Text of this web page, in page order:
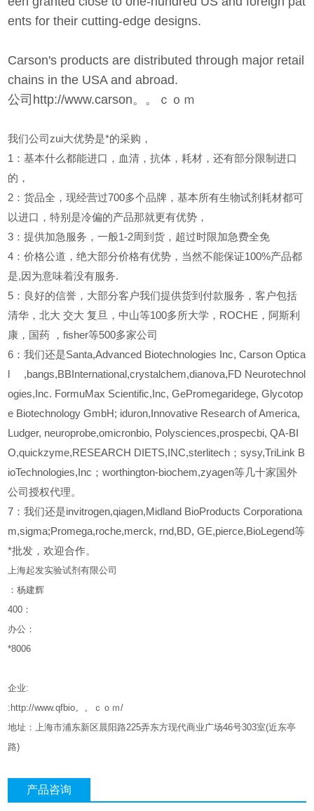
ents for their cutting-edge designs.
Carson's products are distributed through major retail
chains in the USA and abroad.
公司http://www.carson。。ｃｏｍ
我们公司zui大优势是*的采购，
1
：基本什么都能进口，血清，抗体，耗材，还有部分限制进口
的，
2 ：货品全，现经营过700多个品牌，基本所有生物试剂耗材都可
以进口，特别是冷偏的产品那就更有优势，
3 ：提供加急服务，一般1-2周到货，超过时限加急费全免
4 ：价格公道，绝大部分价格有优势，当然不能保证100%产品都
是,因为意味着没有服务.
5 ：良好的信誉，大部分客户我们提供货到付款服务，客户包括
清华，北大 交大 复旦，中山等100多所大学，ROCHE，阿斯利
康，国药
，fisher等500多家公司
6 ：我们还是Santa,Advanced Biotechnologies Inc, Carson Optica
l ,bangs,BBInternational,crystalchem,dianova,FD Neurotechnol
ogies,Inc. FormuMax Scientific,Inc, GePromegaridege, Glycotop
e Biotechnology GmbH; iduron,Innovative Research of America,
Ludger, neuroprobe,omicronbio, Polysciences,prospecbi, QA-BI
O,quickzyme,RESEARCH DIETS,INC,sterlitech；sysy,TriLink B
ioTechnologies,Inc；worthington-biochem,zyagen等几十家国外
公司授权代理。
7：我们还是invitrogen,qiagen,Midland BioProducts Corporationa
m,sigma;Promega,roche,merck, rnd,BD, GE,pierce,BioLegend等
*批发，欢迎合作。
上海起发实验试剂有限公司
：杨建辉
400 ：
办公：
*8006
企业:
:http://www.qfbio。。ｃｏｍ/
地址：上海市浦东新区晨阳路225弄东方现代商业广场46号303室(近东亭
路)
产品咨询